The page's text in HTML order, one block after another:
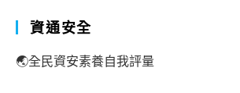
資通安全
🌏全民資安素養自我評量